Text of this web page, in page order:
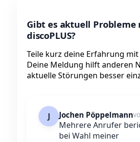
Gibt es aktuell Probleme
discoPLUS?
Teile kurz deine Erfahrung mit
Deine Meldung hilft anderen
aktuelle Störungen besser
J Jochen Pöppelmann
Mehrere Anrufer
bei Wahl meiner